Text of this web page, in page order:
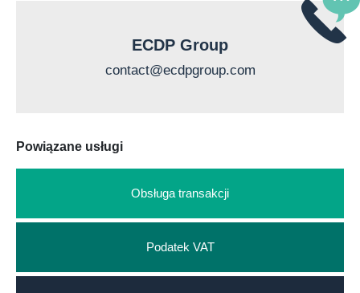
ECDP Group
contact@ecdpgroup.com
Powiązane usługi
Obsługa transakcji
Podatek VAT